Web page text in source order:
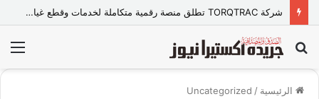
شركة TORQTRAC تطلق منصة رقمية متكاملة لخدمات وقطع غيار المعدات الثقيلة في مصر
بحث
عن
الرئيسية /
Uncategorized